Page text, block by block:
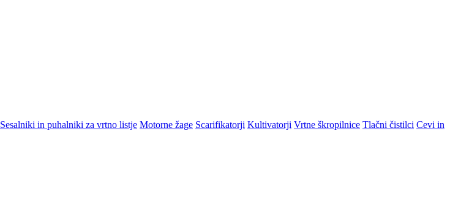
Sesalniki in puhalniki za vrtno listje Motorne žage Scarifikatorji Kultivatorji Vrtne škropilnice Tlačni čistilci Cevi in